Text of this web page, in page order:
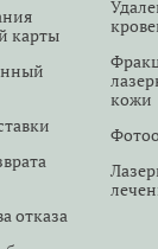
карты
отказа
кожи